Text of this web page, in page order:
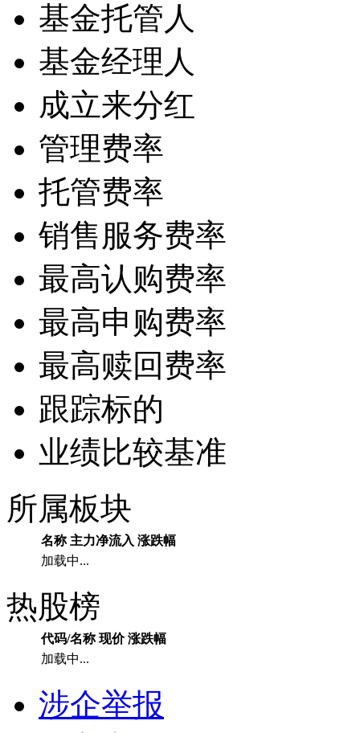
基金托管人
基金经理人
成立来分红
管理费率
托管费率
销售服务费率
最高认购费率
最高申购费率
最高赎回费率
跟踪标的
业绩比较基准
所属板块
名称 主力净流入 涨跌幅
加载中...
热股榜
代码/名称 现价 涨跌幅
加载中...
涉企举报